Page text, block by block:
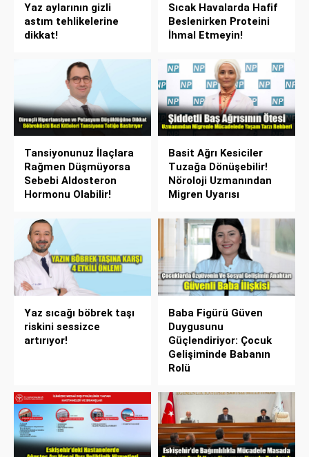
Yaz aylarının gizli
astım tehlikelerine
dikkat!
Sıcak Havalarda Hafif
Beslenirken Proteini
İhmal Etmeyin!
Tansiyonunuz İlaçlara
Rağmen Düşmüyorsa
Sebebi Aldosteron
Hormonu Olabilir!
Basit Ağrı Kesiciler
Tuzağa Dönüşebilir!
Nöroloji Uzmanından
Migren Uyarısı
Yaz sıcağı böbrek taşı
riskini sessizce
artırıyor!
Baba Figürü Güven
Duygusunu
Güçlendiriyor: Çocuk
Gelişiminde Babanın
Rolü